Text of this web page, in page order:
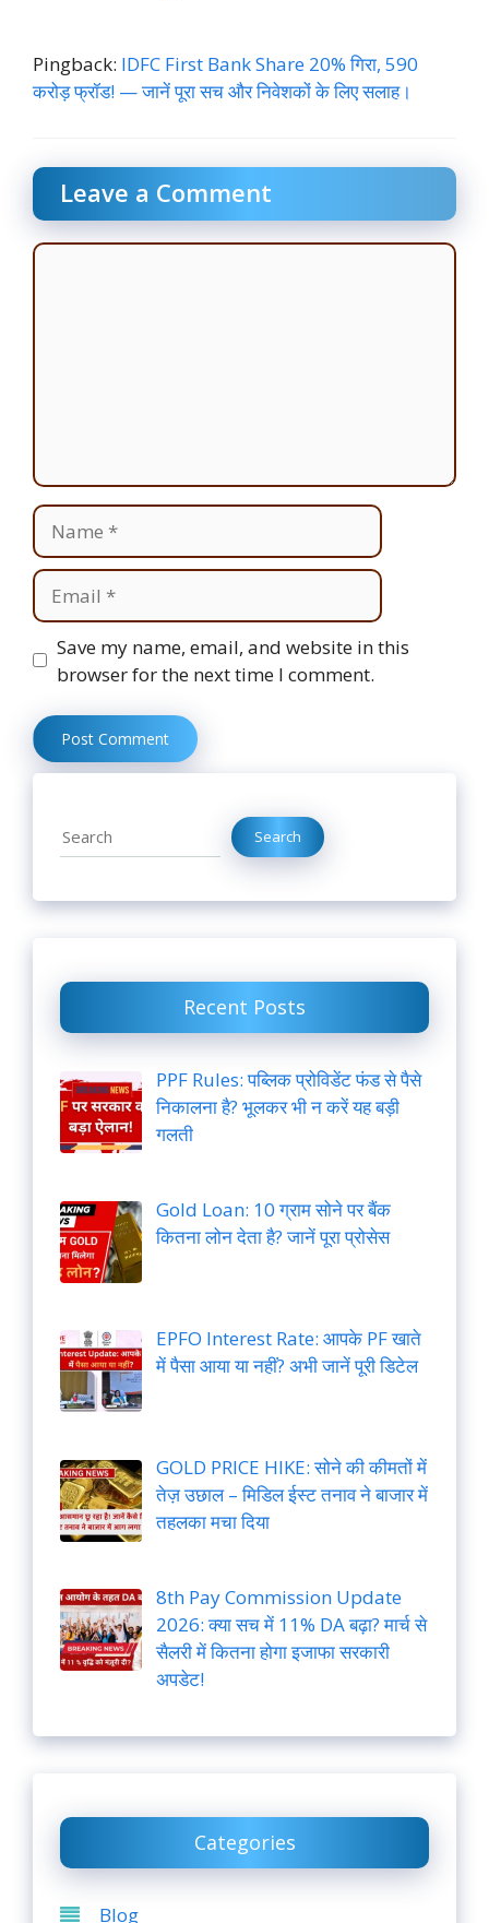
Pingback: IDFC First Bank Share 20% गिरा, 590
करोड़ फ्रॉड! — जानें पूरा सच और निवेशकों के लिए सलाह।
Leave a Comment
Comment
Name
Email
Website
Save my name, email, and website in this
browser for the next time I comment.
Search Search
Recent Posts
PPF Rules: पब्लिक प्रोविडेंट फंड से पैसे
निकालना है? भूलकर भी न करें यह बड़ी
गलती
Gold Loan: 10 ग्राम सोने पर बैंक
कितना लोन देता है? जानें पूरा प्रोसेस
EPFO Interest Rate: आपके PF खाते
में पैसा आया या नहीं? अभी जानें पूरी डिटेल
GOLD PRICE HIKE: सोने की कीमतों में
तेज़ उछाल – मिडिल ईस्ट तनाव ने बाजार में
तहलका मचा दिया
8th Pay Commission Update
2026: क्या सच में 11% DA बढ़ा? मार्च से
सैलरी में कितना होगा इजाफा सरकारी
अपडेट!
Categories
Blog